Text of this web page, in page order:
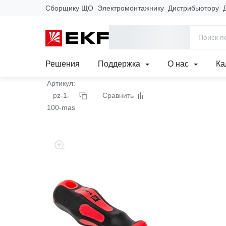
Сборщику ЩО Электромонтажнику Дистрибьютору
Решения Поддержка О нас
Главная
Отвертка Master
Артикул:
pz-1-
100-mas
Сравнить